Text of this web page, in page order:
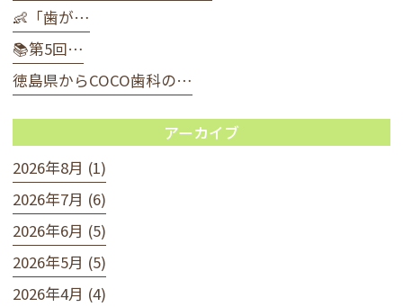
👶「歯が…
📚第5回…
徳島県からCOCO歯科の…
アーカイブ
2026年8月 (1)
2026年7月 (6)
2026年6月 (5)
2026年5月 (5)
2026年4月 (4)